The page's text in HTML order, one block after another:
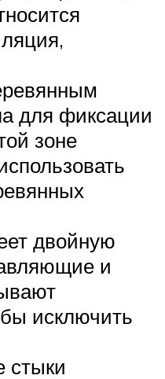
для фиксации
зоне
двойную
и
исключить
стыки